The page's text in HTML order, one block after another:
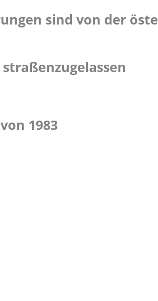
sind von der
1983